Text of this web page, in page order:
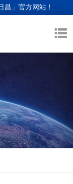
昌」官方网站！